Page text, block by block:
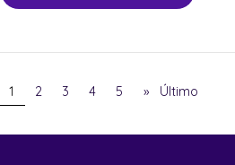
1 2 3 4 5 » Último